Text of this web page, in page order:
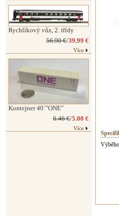
Rychlíkový vůz, 2. třídy
56.90 €/39.99 €
Více
Kontejner 40´"ONE"
6.46 €/5.00 €
Více